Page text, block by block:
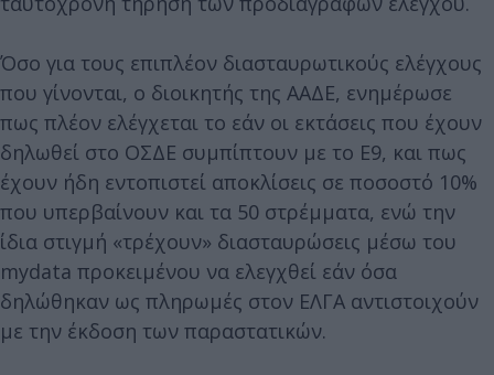
Όσο για τους επιπλέον διασταυρωτικούς ελέγχους
που γίνονται, ο διοικητής της ΑΑΔΕ, ενημέρωσε
πως πλέον ελέγχεται το εάν οι εκτάσεις που έχουν
δηλωθεί στο ΟΣΔΕ συμπίπτουν με το Ε9, και πως
έχουν ήδη εντοπιστεί αποκλίσεις σε ποσοστό 10%
που υπερβαίνουν και τα 50 στρέμματα, ενώ την
ίδια στιγμή «τρέχουν» διασταυρώσεις μέσω του
mydata προκειμένου να ελεγχθεί εάν όσα
δηλώθηκαν ως πληρωμές στον ΕΛΓΑ αντιστοιχούν
με την έκδοση των παραστατικών.